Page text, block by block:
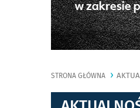
STRONA GŁÓWNA